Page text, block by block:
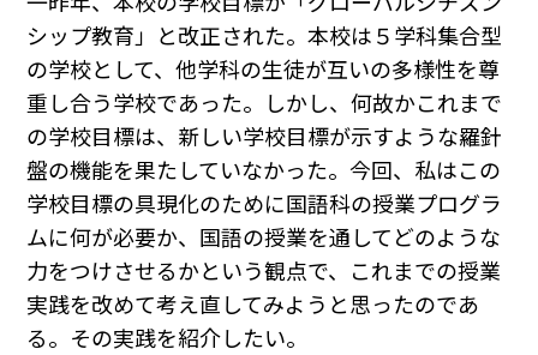
シップ教育」と改正された。本校は５学科集合型
の学校として、他学科の生徒が互いの多様性を尊
重し合う学校であった。しかし、何故かこれまで
の学校目標は、新しい学校目標が示すような羅針
盤の機能を果たしていなかった。今回、私はこの
学校目標の具現化のために国語科の授業プログラ
ムに何が必要か、国語の授業を通してどのような
力をつけさせるかという観点で、これまでの授業
実践を改めて考え直してみようと思ったのであ
る。その実践を紹介したい。